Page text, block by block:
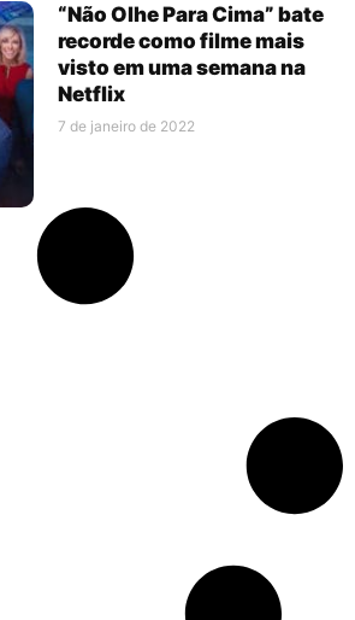
“Não Olhe Para Cima” bate
recorde como filme mais
visto em uma semana na
Netflix
7 de janeiro de 2022